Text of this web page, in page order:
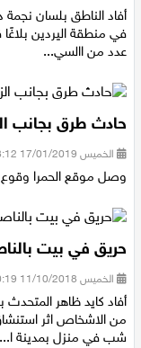
الأربعاء 13/02/2019 12:15
أفاد الناطق بلسان نجمة
حادث طرق بجانب
الخميس 17/01/2019 18:12
حريق في بيت
الخميس 11/10/2018 10:19
أفاد كايد ظاهر المتحدث
من الاشخاص اثر